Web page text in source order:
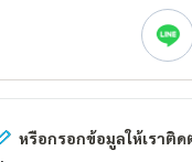
หรือกรอกข้อมูลให้เราติ